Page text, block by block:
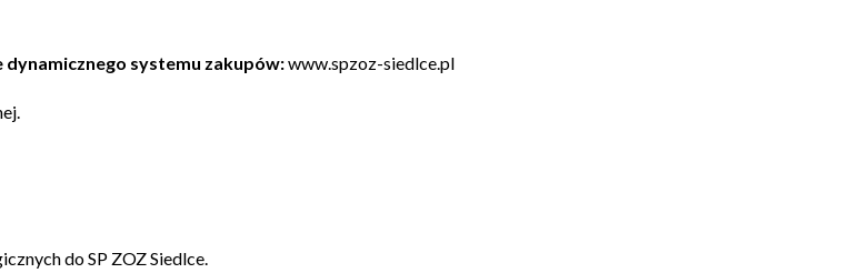
systemu zakupów:www.spzoz-siedlce.pl
do SP ZOZ Siedlce.